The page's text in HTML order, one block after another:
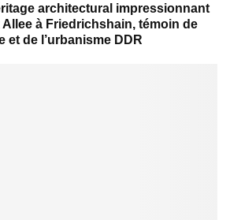
architectural impressionnant
Allee à Friedrichshain, témoin de
et de l’urbanisme DDR